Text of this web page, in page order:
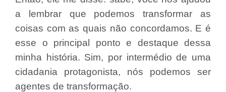
a lembrar que podemos transformar as
coisas com as quais não concordamos. E é
esse o principal ponto e destaque dessa
minha história. Sim, por intermédio de uma
cidadania protagonista, nós podemos ser
agentes de transformação.